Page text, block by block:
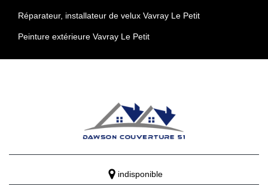
Réparateur, installateur de velux Vavray Le Petit
Peinture extérieure Vavray Le Petit
indisponible